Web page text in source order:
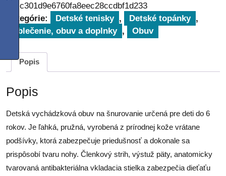
aecc301d9e6760fa8eec28ccdbf1d233
Kategórie:
Detské tenisky , Detské topánky ,
Oblečenie, obuv a doplnky , Obuv
Popis
Popis
Detská vychádzková obuv na šnurovanie určená pre deti do 6
rokov. Je ľahká, pružná, vyrobená z prírodnej kože vrátane
podšívky, ktorá zabezpečuje priedušnosť a dokonale sa
prispôsobí tvaru nohy. Členkový strih, výstuž päty, anatomicky
tvarovaná antibakteriálna vkladacia stielka zabezpečia dieťaťu